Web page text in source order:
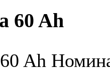
60 Ah
Ah